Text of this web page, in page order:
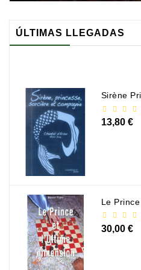
ÚLTIMAS LLEGADAS
13,80 €
Le
30,00 €